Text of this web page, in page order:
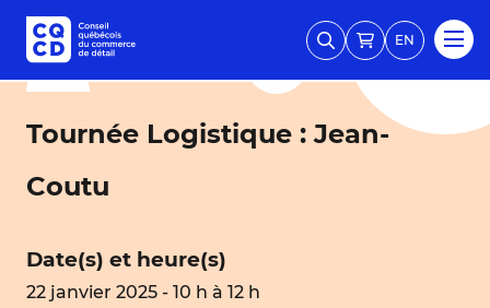
EN
Tournée Logistique : Jean-
Coutu
Date(s) et heure(s)
22 janvier 2025 - 10 h à 12 h